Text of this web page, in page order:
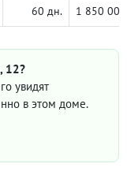
60 дн. 1 850 000
12?
увидят
в этом доме.